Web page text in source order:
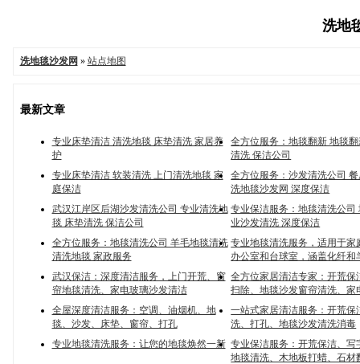
洗地
洗地毯沙发网 » 站点地图
最新文章
专业床垫清洁 清洗地毯 床垫清洗 家居养
护
全方位服务：地毯翻新 地毯
清洗 保洁公司
专业床垫清洁 软装清洗 上门清洗地毯 家
庭保洁
全方位服务：沙发清洗公司
洗地毯沙发网 深度保洁
武汉江岸区后湖沙发清洗公司 专业清洗地
毯 床垫清洗 保洁公司
专业保洁服务：地毯清洗公司
业沙发清洗 深度保洁
全方位服务：地毯清洗公司 羊毛地毯清洗
清洗地毯 家政服务
专业地毯清洗服务，适用于家
办公室和台球室，涵盖化纤和
武汉保洁：深度清洁服务，上门开荒、窗
帘地毯清洗、家电玻璃沙发清洁
全方位家居清洁专家：开荒保
扫除、地毯沙发窗帘清洗、家
全屋深度清洁服务：空调、油烟机、地
毯、沙发、床垫、窗帘、打孔
一站式家居清洁服务：开荒保
洗、打孔、地毯沙发清洗消毒
专业地毯清洗服务：让您的地毯焕然一新 专业保洁服务：开荒保洁、写
地毯清洗、木地板打蜡、石材